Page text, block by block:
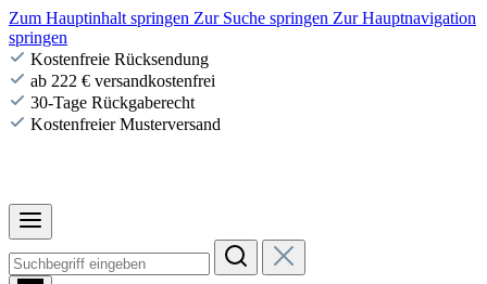
Zum Hauptinhalt springen Zur Suche springen Zur Hauptnavigation
springen
Kostenfreie Rücksendung
ab 222 € versandkostenfrei
30-Tage Rückgaberecht
Kostenfreier Musterversand